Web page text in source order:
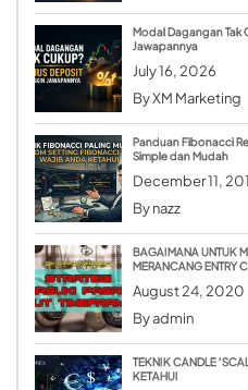
Modal Dagangan Tak
Jawapannya
July 16, 2026
ByXM Marketing
Panduan Fibonacci
Simple dan Mudah
December 11,
Bynazz
BAGAIMANA UNTUK
MERANCANG ENTRY
August 24, 2020
Byadmin
TEKNIK CANDLE
KETAHUI